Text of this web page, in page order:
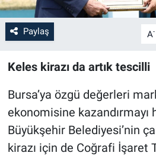
Paylaş A-
Keles kirazı da artık tescilli
Bursa’ya özgü değerleri
ekonomisine kazandırmayı
Büyükşehir Belediyesi’nin
kirazı için de Coğrafi İşaret
Ekonomi
Dünya
Teknoloji
Magazin
Siyaset